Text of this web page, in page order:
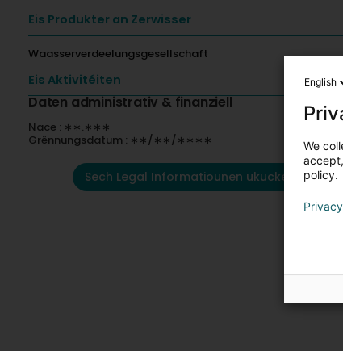
Eis Produkter an Zerwisser
Waasserverdeelungsgesellschaft
Eis Aktivitéiten
Daten administrativ & finanziell
Nace : ∗∗.∗∗∗
Grënnungsdatum : ∗∗/∗∗/∗∗∗∗
Sech Legal Informatiounen ukucken
English
We
policy.